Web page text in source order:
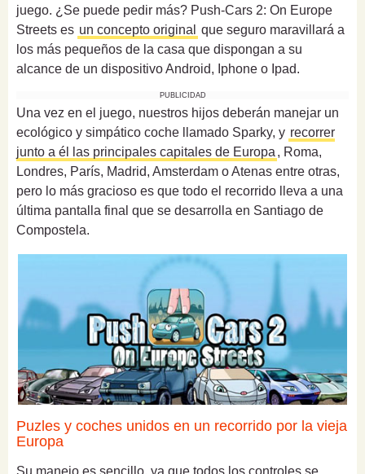
juego. ¿Se puede pedir más? Push-Cars 2: On Europe
Streets es un concepto original
que seguro maravillará a
los más pequeños de la casa que dispongan a su
alcance de un dispositivo Android, Iphone o Ipad.
PUBLICIDAD
Una vez en el juego, nuestros hijos deberán manejar un
ecológico y simpático coche llamado Sparky, y recorrer
junto a él las principales capitales de Europa , Roma,
Londres, París, Madrid, Amsterdam o Atenas entre otras,
pero lo más gracioso es que todo el recorrido lleva a una
última pantalla final que se desarrolla en Santiago de
Compostela.
Puzles y coches unidos en un recorrido por la vieja
Europa
Su manejo es sencillo, ya que todos los controles se